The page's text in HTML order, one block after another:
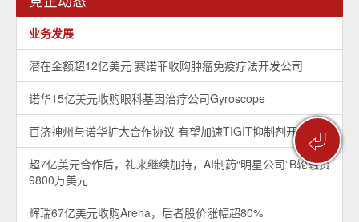
⏎
业务发展
潜在金额超12亿美元 赛诺菲收购肿瘤免疫疗法开发公司
诺华15亿美元收购眼科基因治疗公司Gyroscope
百济神州与诺华扩大合作协议 有望加速TIGIT抑制剂开发
超7亿美元合作后，礼来继续加持，AI制药“明星公司”B轮融资
9800万美元
辉瑞67亿美元收购Arena，后者股价涨幅超80%